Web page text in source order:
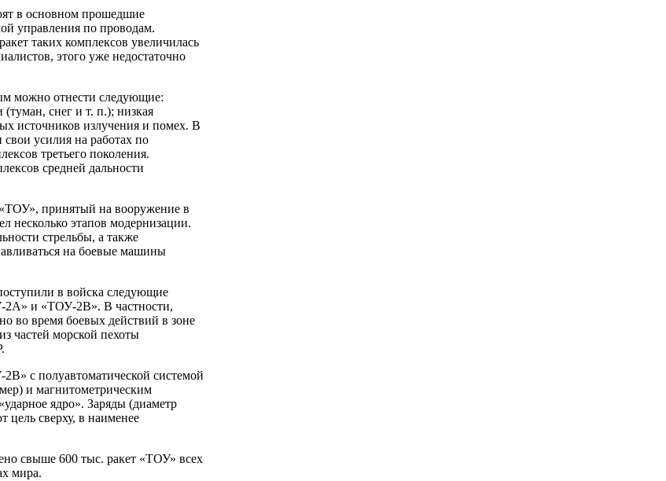
в основном прошедшие
управления по проводам.
таких комплексов увеличилась
этого уже недостаточно
можно отнести следующие:
снег и т. п.); низкая
источников излучения и помех. В
усилия на работах по
третьего поколения.
средней дальности
принятый на вооружение в
несколько этапов модернизации.
стрельбы, а также
на боевые машины
в войска следующие
и «ТОУ-2В». В частности,
во время боевых действий в зоне
частей морской пехоты
с полуавтоматической системой
и магнитометрическим
ядро». Заряды (диаметр
сверху, в наименее
свыше 600 тыс. ракет «ТОУ» всех
мира.